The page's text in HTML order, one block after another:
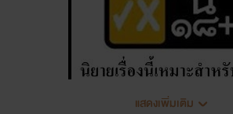
แสดงเพิ่มเติม